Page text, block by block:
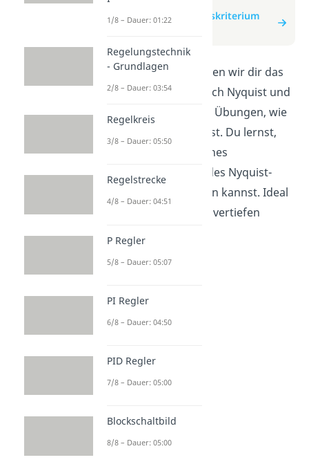
zum Beitrag: Stabilitätskriterium
In diesem Video erklären wir dir das
Stabilitätskriterium nach Nyquist und
zeigen dir anhand von Übungen, wie
du es anwenden kannst. Du lernst,
wie du die Stabilität eines
Regelkreises anhand des Nyquist-
Diagramms bestimmen kannst. Ideal
für alle, die ihr Wissen vertiefen
1/8 – Dauer: 01:22
Regelungstechnik
- Grundlagen
2/8 – Dauer: 03:54
Regelkreis
3/8 – Dauer: 05:50
Regelstrecke
4/8 – Dauer: 04:51
P Regler
5/8 – Dauer: 05:07
PI Regler
6/8 – Dauer: 04:50
PID Regler
7/8 – Dauer: 05:00
Blockschaltbild
8/8 – Dauer: 05:00